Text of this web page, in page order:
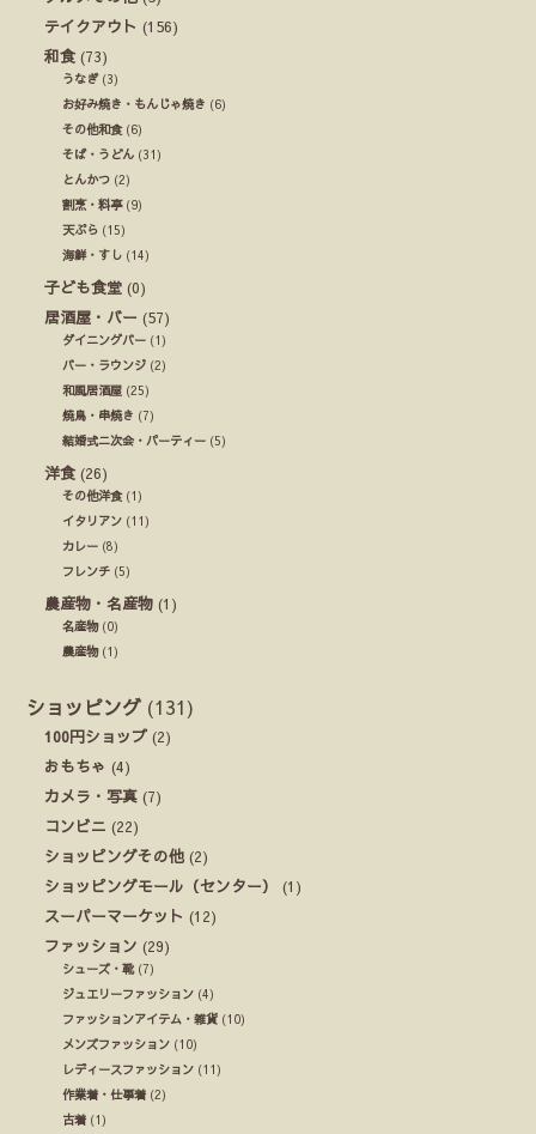
テイクアウト (156)
和食 (73)
うなぎ(3)
お好み焼き・もんじゃ焼き (6)
その他和食(6)
そば・うどん (31)
とんかつ (2)
割烹・料亭(9)
天ぷら (15)
海鮮・すし (14)
子ども食堂 (0)
居酒屋・バー (57)
ダイニングバー (1)
バー・ラウンジ (2)
和風居酒屋 (25)
焼鳥・串焼き (7)
結婚式ニ次会・パーティー (5)
洋食 (26)
その他洋食(1)
イタリアン (11)
カレー (8)
フレンチ (5)
農産物・名産物 (1)
名産物(0)
農産物(1)
ショッピング (131)
100円ショップ (2)
おもちゃ (4)
カメラ・写真 (7)
コンビニ (22)
ショッピングその他 (2)
ショッピングモール（センター）
(1)
スーパーマーケット (12)
ファッション (29)
シューズ・靴(7)
ジュエリーファッション (4)
ファッションアイテム・雑貨 (10)
メンズファッション (10)
レディースファッション (11)
作業着・仕事着 (2)
古着 (1)